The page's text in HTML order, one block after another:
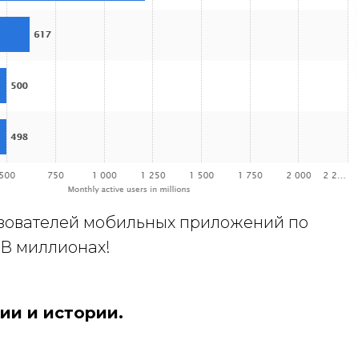
мобильных приложений по
миллионах!
и истории.